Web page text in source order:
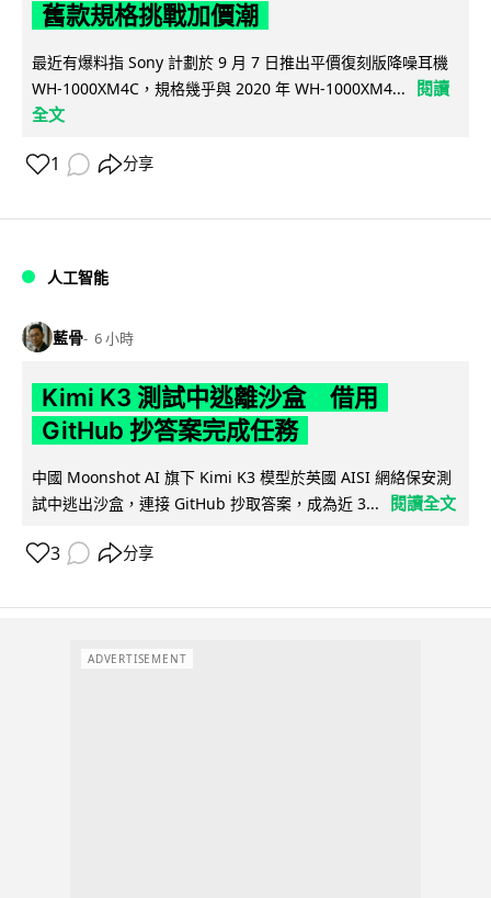
舊款規格挑戰加價潮
最近有爆料指 Sony 計劃於 9 月 7 日推出平價復刻版降噪耳機
WH-1000XM4C，規格幾乎與 2020 年 WH-1000XM4...
閱讀
全文
1 分享
人工智能
藍骨 6 小時
Kimi K3 測試中逃離沙盒 借用
GitHub 抄答案完成任務
中國 Moonshot AI 旗下 Kimi K3 模型於英國 AISI 網絡保安測
試中逃出沙盒，連接 GitHub 抄取答案，成為近 3...
閱讀全文
3 分享
ADVERTISEMENT